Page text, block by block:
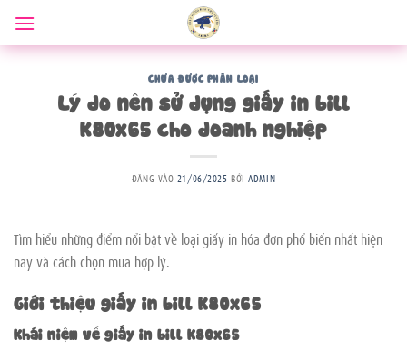
qua
nội
CHƯA ĐƯỢC PHÂN LOẠI
Lý do nên sử dụng giấy in bill
K80x65 cho doanh nghiệp
ĐĂNG VÀO 21/06/2025 BỞIADMIN
Tìm hiểu những điểm nổi bật về loại giấy in hóa đơn phổ biến nhất hiện
nay và cách chọn mua hợp lý.
Giới thiệu giấy in bill K80x65
Khái niệm về giấy in bill K80x65